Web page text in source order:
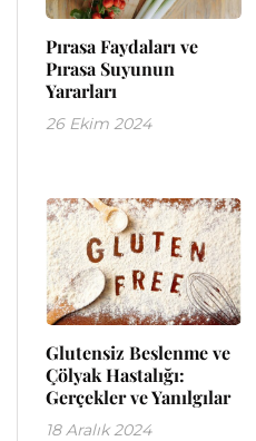
Pırasa Faydaları ve
Pırasa Suyunun
Yararları
26 Ekim 2024
Glutensiz Beslenme ve
Çölyak Hastalığı:
Gerçekler ve Yanılgılar
18 Aralık 2024